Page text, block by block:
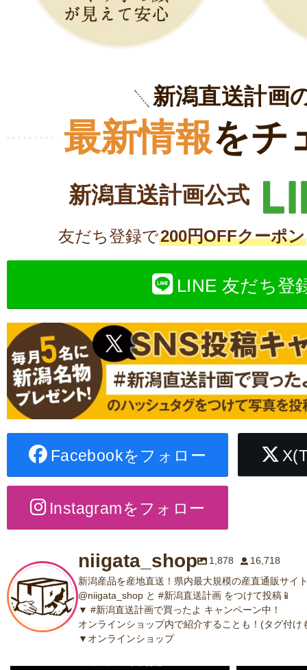
新潟直送計画
最新情報をチ
新潟直送計画公式
友だち登録で200円OFFクーポン
LINE 友だち登
Facebookをフォロー
Instagramをフォロー
niigata_shop 1,878
16,718
新潟産品を産地直送！県内最大規模の産直通販サイ
@niigata_shop と #新潟直送計画 をつけて投稿📱
▼ #新潟直送計画で買ったよ キャンペーン中！
オンラインショップ内で紹介することも！(タグ付け
▼オンラインショップ